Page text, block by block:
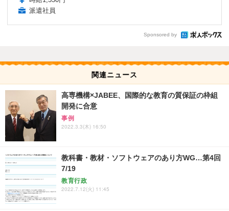
派遣社員
Sponsored by
関連ニュース
高専機構×JABEE、国際的な教育の質保証の枠組
開発に合意
事例
2022.3.3(木) 16:50
教科書・教材・ソフトウェアのあり方WG…第4回
7/19
教育行政
2022.7.12(火) 11:45